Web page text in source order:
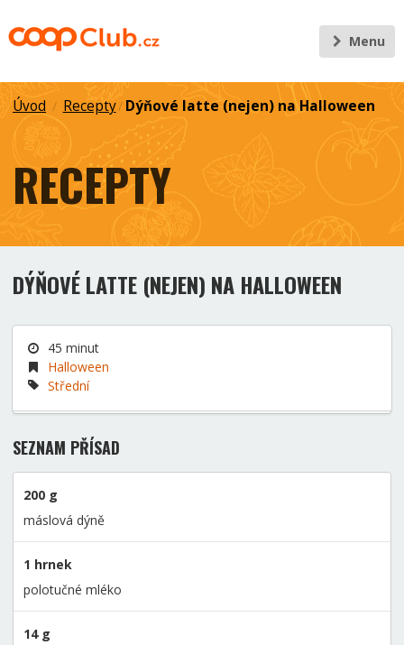
Menu
Úvod / Recepty/ Dýňové latte (nejen) na Halloween
RECEPTY
DÝŇOVÉ LATTE (NEJEN) NA HALLOWEEN
45 minut
Halloween
Střední
SEZNAM PŘÍSAD
200 g
máslová dýně
1 hrnek
polotučné mléko
14 g